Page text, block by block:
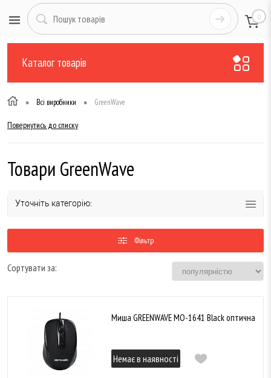
0
Каталог товарів
• Всі виробники • GreenWave
Повернутись до списку
Товари GreenWave
Уточніть категорію:
Фільтр
Сортувати за:
Миша GREENWAVE MО-1641 Black оптична
Немає в наявності